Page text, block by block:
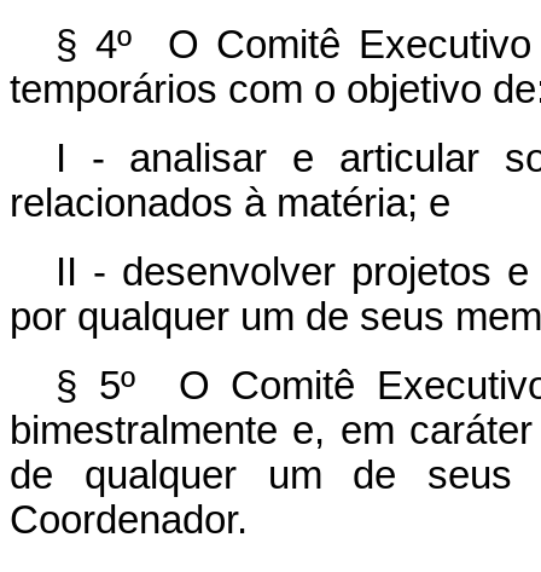
§ 4º O Comitê
temporários com o objetivo
I - analisar e articular
relacionados à matéria; e
II - desenvolver projetos
por qualquer um de seus
§ 5º O Comitê
bimestralmente e, em
de qualquer um de seus
Coordenador.